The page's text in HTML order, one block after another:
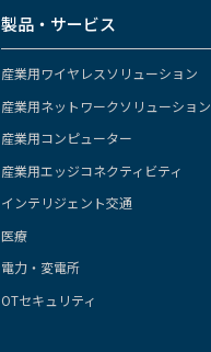
製品・サービス
産業用ワイヤレスソリューション
産業用ネットワークソリューション
産業用コンピューター
産業用エッジコネクティビティ
インテリジェント交通
医療
電力・変電所
OTセキュリティ